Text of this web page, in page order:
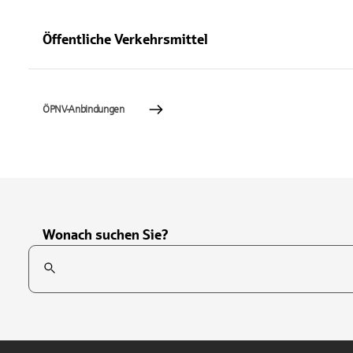
Öffentliche Verkehrsmittel
ÖPNV-Anbindungen
Wonach suchen Sie?
Suchfeld